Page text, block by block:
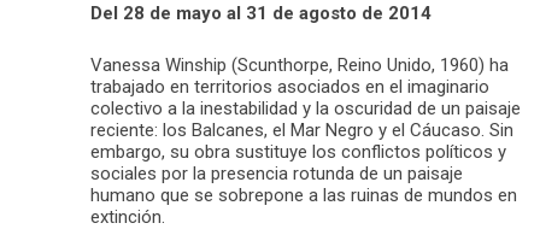
Del 28 de mayo al 31 de agosto de 2014
Vanessa Winship (Scunthorpe, Reino Unido, 1960) ha
trabajado en territorios asociados en el imaginario
colectivo a la inestabilidad y la oscuridad de un paisaje
reciente: los Balcanes, el Mar Negro y el Cáucaso. Sin
embargo, su obra sustituye los conflictos políticos y
sociales por la presencia rotunda de un paisaje
humano que se sobrepone a las ruinas de mundos en
extinción.